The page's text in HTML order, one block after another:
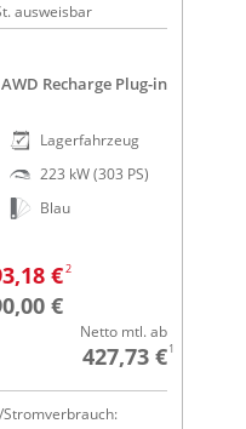
ausweisbar
Recharge Plug-in
Lagerfahrzeug
223 kW (303 PS)
Blau
€2
€
Netto mtl. ab
427,73 €1